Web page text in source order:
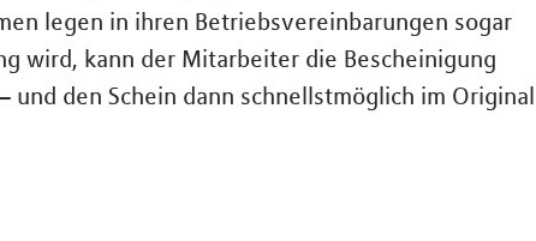
legen in ihren Betriebsvereinbarungen sogar
wird, kann der Mitarbeiter die Bescheinigung
und den Schein dann schnellstmöglich im Original